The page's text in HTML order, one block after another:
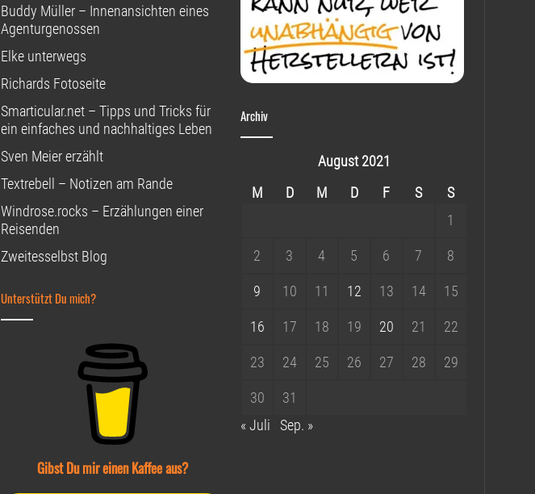
Buddy Müller – Innenansichten eines
Agenturgenossen
Elke unterwegs
Richards Fotoseite
Smarticular.net – Tipps und Tricks für
ein einfaches und nachhaltiges Leben
Sven Meier erzählt
Textrebell – Notizen am Rande
Windrose.rocks – Erzählungen einer
Reisenden
Zweitesselbst Blog
Unterstützt Du mich?
Gibst Du mir einen Kaffee aus?
Archiv
August 2021
M
D M D F S
S
1
2 3 4 5 6 7 8
9 10 11 12 13 14 15
16 17 18 19 20 21 22
23 24 25 26 27 28 29
30
31
« Juli
Sep. »